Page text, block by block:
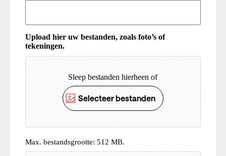
Upload hier uw bestanden, zoals foto’s of
tekeningen.
Upload
Sleep bestanden hierheen of
Selecteer bestanden
Max. bestandsgrootte: 512 MB.